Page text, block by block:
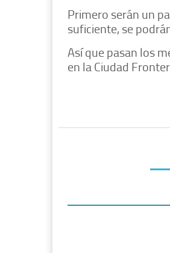
Primero serán un
suficiente, se
Así que pasan los
en la Ciudad